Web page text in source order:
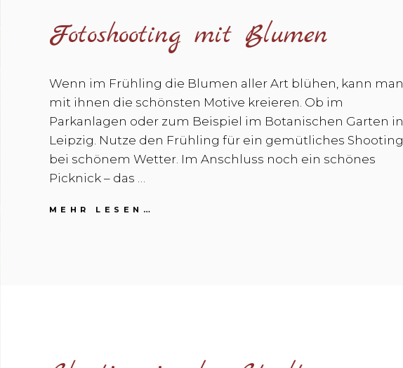
Fotoshooting mit Blumen
Wenn im Frühling die Blumen aller Art blühen, kann man
mit ihnen die schönsten Motive kreieren. Ob im
Parkanlagen oder zum Beispiel im Botanischen Garten in
Leipzig. Nutze den Frühling für ein gemütliches Shooting
bei schönem Wetter. Im Anschluss noch ein schönes
Picknick – das …
MEHR LESEN…